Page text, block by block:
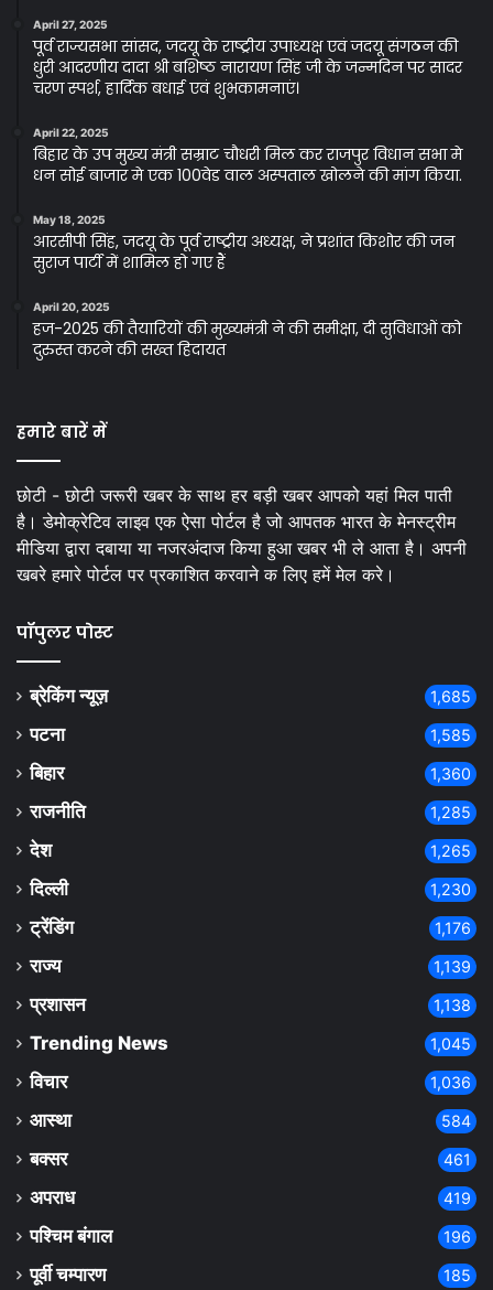
April 27, 2025
पूर्व राज्यसभा सांसद, जदयू के राष्ट्रीय उपाध्यक्ष एवं जदयू संगठन की
धुरी आदरणीय दादा श्री बशिष्ठ नारायण सिंह जी के जन्मदिन पर सादर
चरण स्पर्श, हार्दिक बधाई एवं शुभकामनाएं।
April 22, 2025
बिहार के उप मुख्य मंत्री सम्राट चौधरी मिल कर राजपुर विधान सभा मे
धन सोई बाजार मे एक 100वेड वाल अस्पताल खोलने की मांग किया.
May 18, 2025
आरसीपी सिंह, जदयू के पूर्व राष्ट्रीय अध्यक्ष, ने प्रशांत किशोर की जन
सुराज पार्टी में शामिल हो गए हैं
April 20, 2025
हज-2025 की तैयारियों की मुख्यमंत्री ने की समीक्षा, दी सुविधाओं को
दुरुस्त करने की सख्त हिदायत
हमारे बारें में
छोटी - छोटी जरूरी खबर के साथ हर बड़ी खबर आपको यहां मिल पाती
है। डेमोक्रेटिव लाइव एक ऐसा पोर्टल है जो आपतक भारत के मेनस्ट्रीम
मीडिया द्वारा दबाया या नजरअंदाज किया हुआ खबर भी ले आता है। अपनी
खबरे हमारे पोर्टल पर प्रकाशित करवाने क लिए हमें मेल करे।
पॉपुलर पोस्ट
ब्रेकिंग न्यूज़ 1,685
पटना 1,585
बिहार 1,360
राजनीति 1,285
देश 1,265
दिल्ली 1,230
ट्रेंडिंग 1,176
राज्य 1,139
प्रशासन 1,138
Trending News 1,045
विचार 1,036
आस्था 584
बक्सर 461
अपराध 419
पश्चिम बंगाल 196
पूर्वी चम्पारण 185